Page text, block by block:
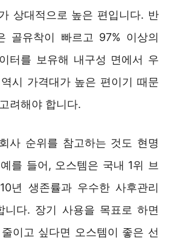
상대적으로 높은 편입니다. 반
골유착이 빠르고 97% 이상의
터를 보유해 내구성 면에서 우
시 가격대가 높은 편이기 때문
려해야 합니다.
사 순위를 참고하는 것도 현명
를 들어, 오스템은 국내 1위 브
년 생존률과 우수한 사후관리
니다. 장기 사용을 목표로 하면
이고 싶다면 오스템이 좋은 선